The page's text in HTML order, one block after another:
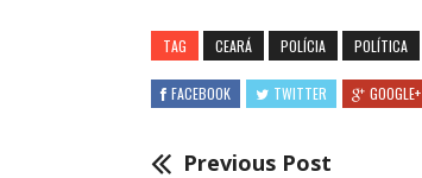
TAG CEARÁ POLÍCIA POLÍTICA
FACEBOOK TWITTER GOOGLE+
Previous Post